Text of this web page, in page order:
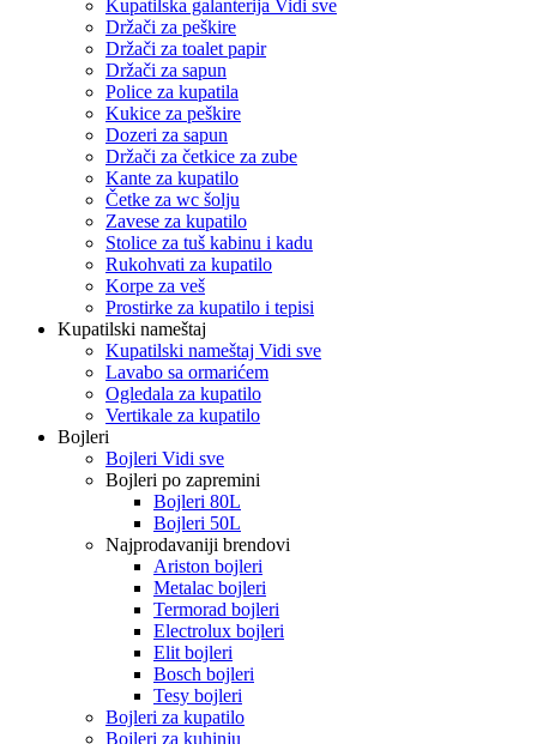
Kupatilska galanterija Vidi sve
Držači za peškire
Držači za toalet papir
Držači za sapun
Police za kupatila
Kukice za peškire
Dozeri za sapun
Držači za četkice za zube
Kante za kupatilo
Četke za wc šolju
Zavese za kupatilo
Stolice za tuš kabinu i kadu
Rukohvati za kupatilo
Korpe za veš
Prostirke za kupatilo i tepisi
Kupatilski nameštaj
Kupatilski nameštaj Vidi sve
Lavabo sa ormarićem
Ogledala za kupatilo
Vertikale za kupatilo
Bojleri
Bojleri Vidi sve
Bojleri po zapremini
Bojleri 80L
Bojleri 50L
Najprodavaniji brendovi
Ariston bojleri
Metalac bojleri
Termorad bojleri
Electrolux bojleri
Elit bojleri
Bosch bojleri
Tesy bojleri
Bojleri za kupatilo
Bojleri za kuhinju